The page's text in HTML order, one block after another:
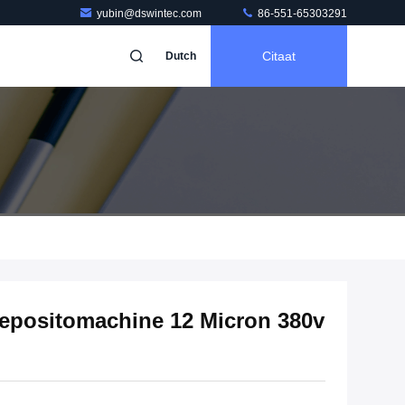
yubin@dswintec.com 86-551-65303291
Dutch Citaat
12 Micron 380v